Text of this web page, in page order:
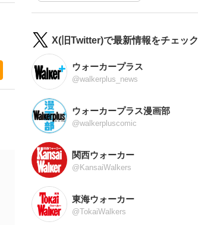
X(旧Twitter)で最新情報をチェック
ウォーカープラス
@walkerplus_news
ウォーカープラス漫画部
@walkerpluscomic
関西ウォーカー
@KansaiWalkers
東海ウォーカー
@TokaiWalkers